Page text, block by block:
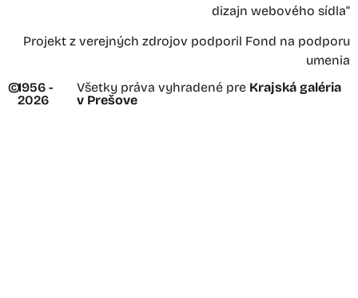
dizajn webového sídla“
Projekt z verejných zdrojov podporil Fond na podporu
umenia
©1956 -
2026
Všetky práva vyhradené pre Krajská galéria
v Prešove